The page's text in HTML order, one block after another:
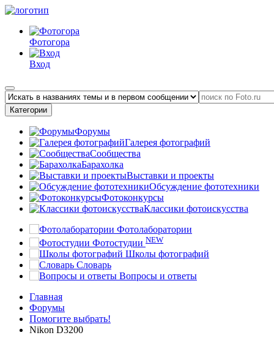
Фотогора
Вход
Категории
Форумы
Галерея фотографий
Сообщества
Барахолка
Выставки и проекты
Обсуждение фототехники
Фотоконкурсы
Классики фотоискусства
Фотолаборатории
Фотостудии NEW
Школы фотографий
Словарь
Вопросы и ответы
Главная
Форумы
Помогите выбрать!
Nikon D3200